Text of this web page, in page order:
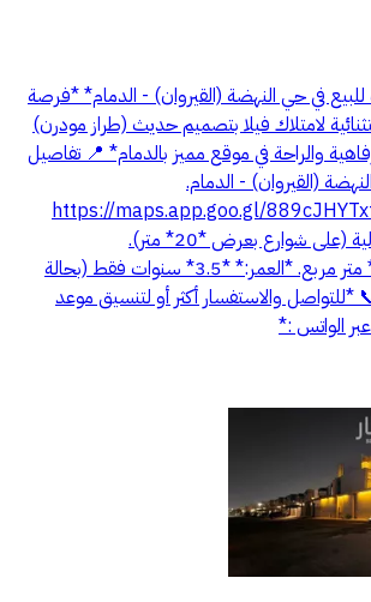
في حي النهضة (القيروان) - الدمام* *فرصة
لامتلاك فيلا بتصميم حديث (طراز مودرن)
والراحة في موقع مميز بالدمام* 📍 تفاصيل
(القيروان) - الدمام.
https://maps.app.goo.gl/
*الواجهة:* شرقية شمالية (على شوارع بعرض *20* متر).
*المساحة:*672.5م²* متر مربع. *العمر:* *3.5* سنوات فقط (بحالة
والاستفسار أكثر أو لتنسيق موعد
عبر الواتس :*